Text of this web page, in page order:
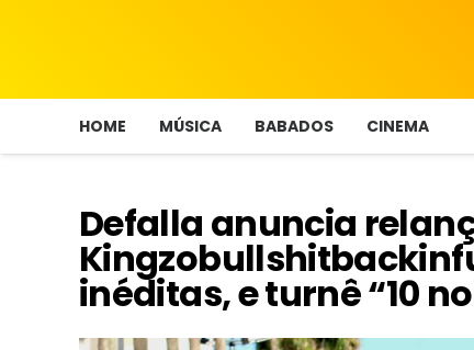
HOME MÚSICA BABADOS CINEMA
Defalla anuncia
inéditas, e turnê “10